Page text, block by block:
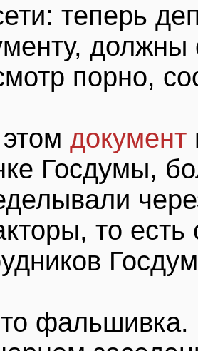
теперь
должны
порно,
документ
Госдумы,
то есть
фальшивка.